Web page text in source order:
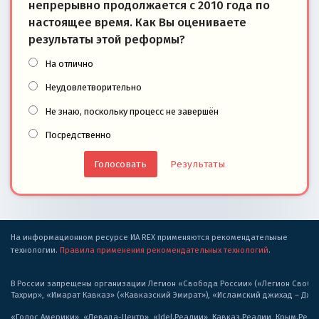
непрерывно продолжается с 2010 года по
настоящее время. Как Вы оцениваете
результаты этой реформы?
На отлично
Неудовлетворительно
Не знаю, поскольку процесс не завершён
Посредственно
Результаты
На информационном ресурсе ИА REX применяются рекомендательные
технологии. Правила применения рекомендательных технологий.
В России запрещены организации Легион «Свобода России» («Легион
Тахрир», «Имарат Кавказ» («Кавказский Эмират»), «Исламский джихад –
«Голос Америки», «Левада-Центр», «Idel.Реалии», Кавказ.Реалии,